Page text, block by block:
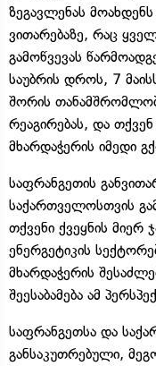
ზეგავლენას
ვითარებაზე, რაც
გამოწვევას
საუბრის დროს, 7
შორის
რეაგირებას, და
მხარდაჭერის იმედი
საფრანგეთის
საქართველოსთვის
თქვენი ქვეყნის მიერ
ენერგეტიკის
მხარდაჭერის
შეესაბამება ამ
საფრანგეთსა და
განსაკუთრებული,